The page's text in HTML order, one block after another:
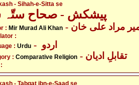
- Sihah-e-Sitta se
پیشکش - صحاح ستّہ
: Mir Murad Ali Khan میر مراد علی خان
:
: Urdu
: Comparative Religion - تقابلِ ادیان
- Tabqat ibn-e-Saad se